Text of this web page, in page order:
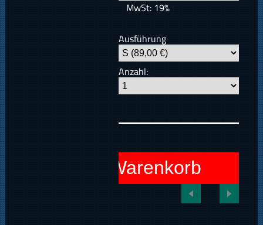
MwSt: 19%
Ausführung
Anzahl:
In den Warenkorb